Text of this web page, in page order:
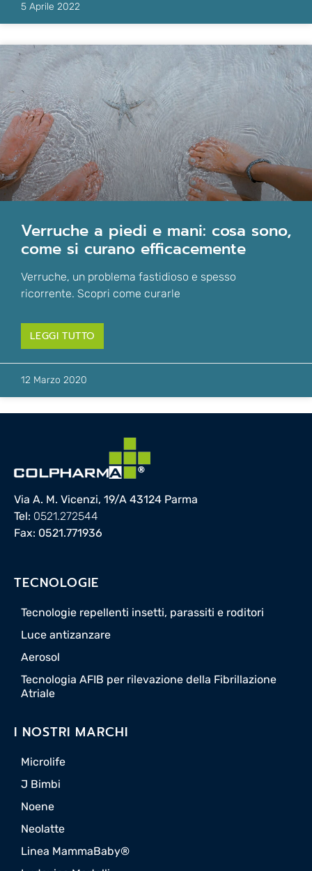
5 Aprile 2022
verruche a piedi e mani: cosa sono,
come si curano efficacemente
Verruche, un problema fastidioso e spesso
ricorrente. Scopri come curarle
LEGGI TUTTO
12 Marzo 2020
Via A. M. Vicenzi, 19/A 43124 Parma
Tel: 0521.272544
Fax: 0521.771936
TECNOLOGIE
Tecnologie repellenti insetti, parassiti e roditori
Luce antizanzare
Aerosol
Tecnologia AFIB per rilevazione della Fibrillazione
Atriale
I NOSTRI MARCHI
Microlife
J Bimbi
Noene
Neolatte
Linea MammaBaby®